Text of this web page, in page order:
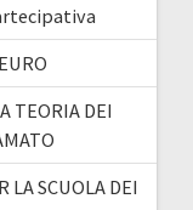
TEORIA DEI
LA SCUOLA DEI